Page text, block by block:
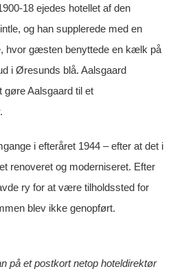
18 ejedes hotellet af den
og han supplerede med en
hvor gæsten benyttede en kælk på
i Øresunds blå. Aalsgaard
gøre Aalsgaard til et
i efteråret 1944 – efter at det i
renoveret og moderniseret. Efter
ry for at være tilholdssted for
blev ikke genopført.
på et postkort netop hoteldirektør